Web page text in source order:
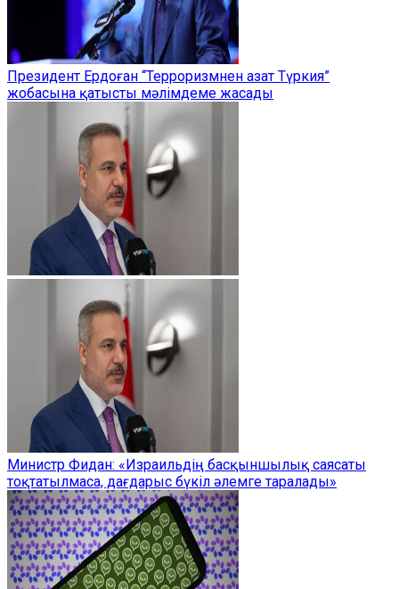
Президент Ердоған “Терроризмнен азат Түркия”
жобасына қатысты мәлімдеме жасады
Министр Фидан: «Израильдің басқыншылық саясаты
тоқтатылмаса, дағдарыс бүкіл әлемге таралады»